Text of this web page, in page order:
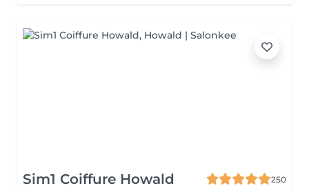
Sim1 Coiffure Howald
250